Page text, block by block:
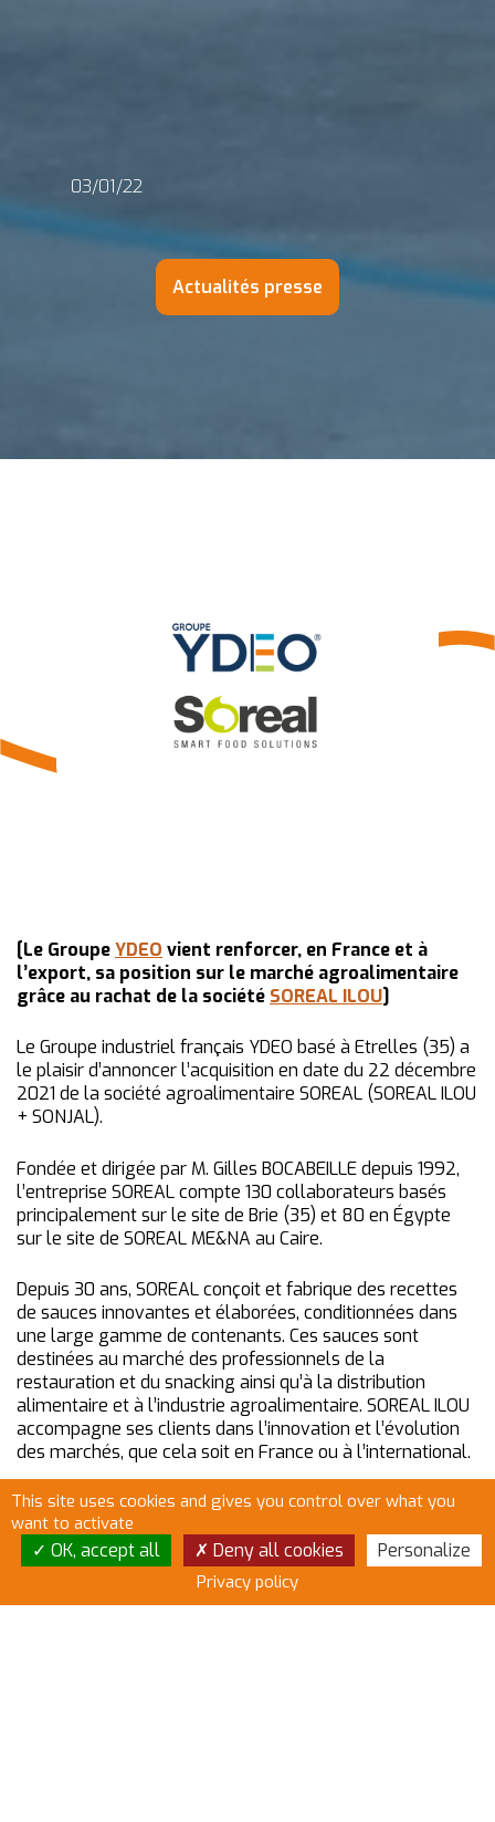
03/01/22
Actualités presse
[Le GroupeYDEO vient renforcer, en France et à
l’export, sa position sur le marché agroalimentaire
grâce au rachat de la société SOREAL ILOU]
Le Groupe industriel français YDEO basé à Etrelles (35) a
le plaisir d’annoncer l’acquisition en date du 22 décembre
2021 de la société agroalimentaire SOREAL (SOREAL ILOU
+ SONJAL).
Fondée et dirigée par M. Gilles BOCABEILLE depuis 1992,
l’entreprise SOREAL compte 130 collaborateurs basés
principalement sur le site de Brie (35) et 80 en Égypte
sur le site de SOREAL ME&NA au Caire.
Depuis 30 ans, SOREAL conçoit et fabrique des recettes
de sauces innovantes et élaborées, conditionnées dans
une large gamme de contenants. Ces sauces sont
destinées au marché des professionnels de la
restauration et du snacking ainsi qu’à la distribution
alimentaire et à l’industrie agroalimentaire. SOREAL ILOU
accompagne ses clients dans l’innovation et l’évolution
des marchés, que cela soit en France ou à l’international.
Les deux entités SOREAL ILOU et le Groupe YDEO
partagent de nombreux points communs :
– Les deux ont été créées sur la volonté de leur
fondateur sans patrimoine préalable
This site uses cookies and gives you control over what you
want to activate
OK, accept all Deny all cookies Personalize
Privacy policy